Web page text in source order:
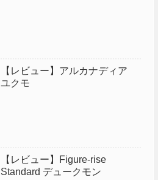
【レビュー】アルカナディア
ユクモ
【レビュー】Figure-rise
Standard デュークモン